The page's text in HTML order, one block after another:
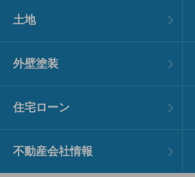
土地
外壁塗装
住宅ローン
不動産会社情報